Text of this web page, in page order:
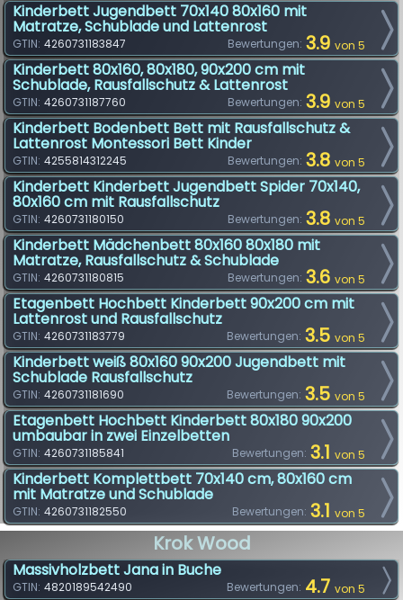
Kinderbett Jugendbett 70x140 80x160 mit
Matratze, Schublade und Lattenrost
Bewertungen: 3.9 von 5
GTIN: 4260731183847
Kinderbett 80x160, 80x180, 90x200 cm mit
Schublade, Rausfallschutz & Lattenrost
Bewertungen: 3.9 von 5
GTIN: 4260731187760
Kinderbett Bodenbett Bett mit Rausfallschutz &
Lattenrost Montessori Bett Kinder
Bewertungen: 3.8 von 5
GTIN: 4255814312245
Kinderbett Kinderbett Jugendbett Spider 70x140,
80x160 cm mit Rausfallschutz
Bewertungen: 3.8 von 5
GTIN: 4260731180150
Kinderbett Mädchenbett 80x160 80x180 mit
Matratze, Rausfallschutz & Schublade
Bewertungen: 3.6 von 5
GTIN: 4260731180815
Etagenbett Hochbett Kinderbett 90x200 cm mit
Lattenrost und Rausfallschutz
Bewertungen: 3.5 von 5
GTIN: 4260731183779
Kinderbett weiß 80x160 90x200 Jugendbett mit
Schublade Rausfallschutz
Bewertungen: 3.5 von 5
GTIN: 4260731181690
Etagenbett Hochbett Kinderbett 80x180 90x200
umbaubar in zwei Einzelbetten
Bewertungen: 3.1 von 5
GTIN: 4260731185841
Kinderbett Komplettbett 70x140 cm, 80x160 cm
mit Matratze und Schublade
Bewertungen: 3.1 von 5
GTIN: 4260731182550
Krok Wood
Massivholzbett Jana in Buche
Bewertungen: 4.7 von 5
GTIN: 4820189542490